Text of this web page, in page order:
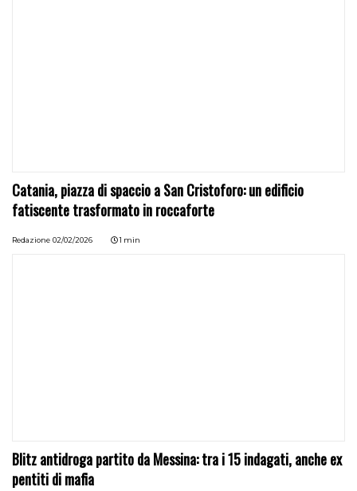
Catania, piazza di spaccio a San Cristoforo: un edificio
fatiscente trasformato in roccaforte
Redazione 02/02/2026 1 min
Blitz antidroga partito da Messina: tra i 15 indagati, anche ex
pentiti di mafia